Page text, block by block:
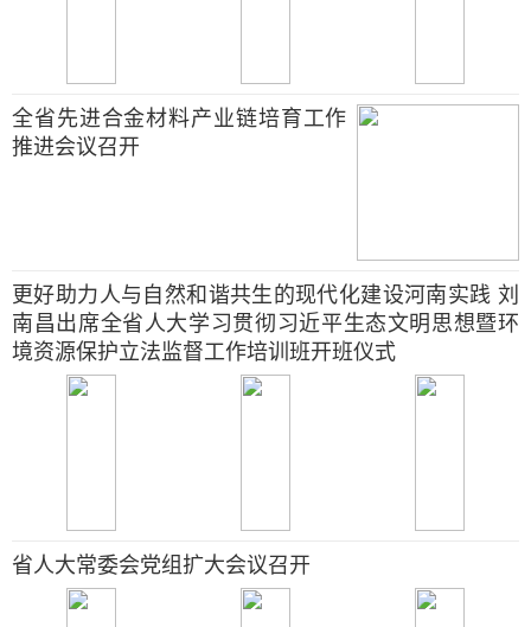
全省先进合金材料产业链培育工作
推进会议召开
更好助力人与自然和谐共生的现代化建设河南实践 刘
南昌出席全省人大学习贯彻习近平生态文明思想暨环
境资源保护立法监督工作培训班开班仪式
省人大常委会党组扩大会议召开